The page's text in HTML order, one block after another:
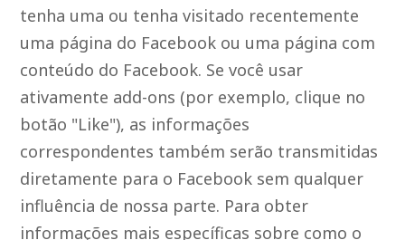
tenha uma ou tenha visitado recentemente
uma página do Facebook ou uma página com
conteúdo do Facebook. Se você usar
ativamente add-ons (por exemplo, clique no
botão "Like"), as informações
correspondentes também serão transmitidas
diretamente para o Facebook sem qualquer
influência de nossa parte. Para obter
informações mais específicas sobre como o